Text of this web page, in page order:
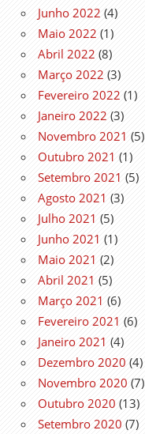
Junho 2022 (4)
Maio 2022 (1)
Abril 2022 (8)
Março 2022 (3)
Fevereiro 2022 (1)
Janeiro 2022 (3)
Novembro 2021 (5)
Outubro 2021 (1)
Setembro 2021 (5)
Agosto 2021 (3)
Julho 2021 (5)
Junho 2021 (1)
Maio 2021 (2)
Abril 2021 (5)
Março 2021 (6)
Fevereiro 2021 (6)
Janeiro 2021 (4)
Dezembro 2020 (4)
Novembro 2020 (7)
Outubro 2020 (13)
Setembro 2020 (7)